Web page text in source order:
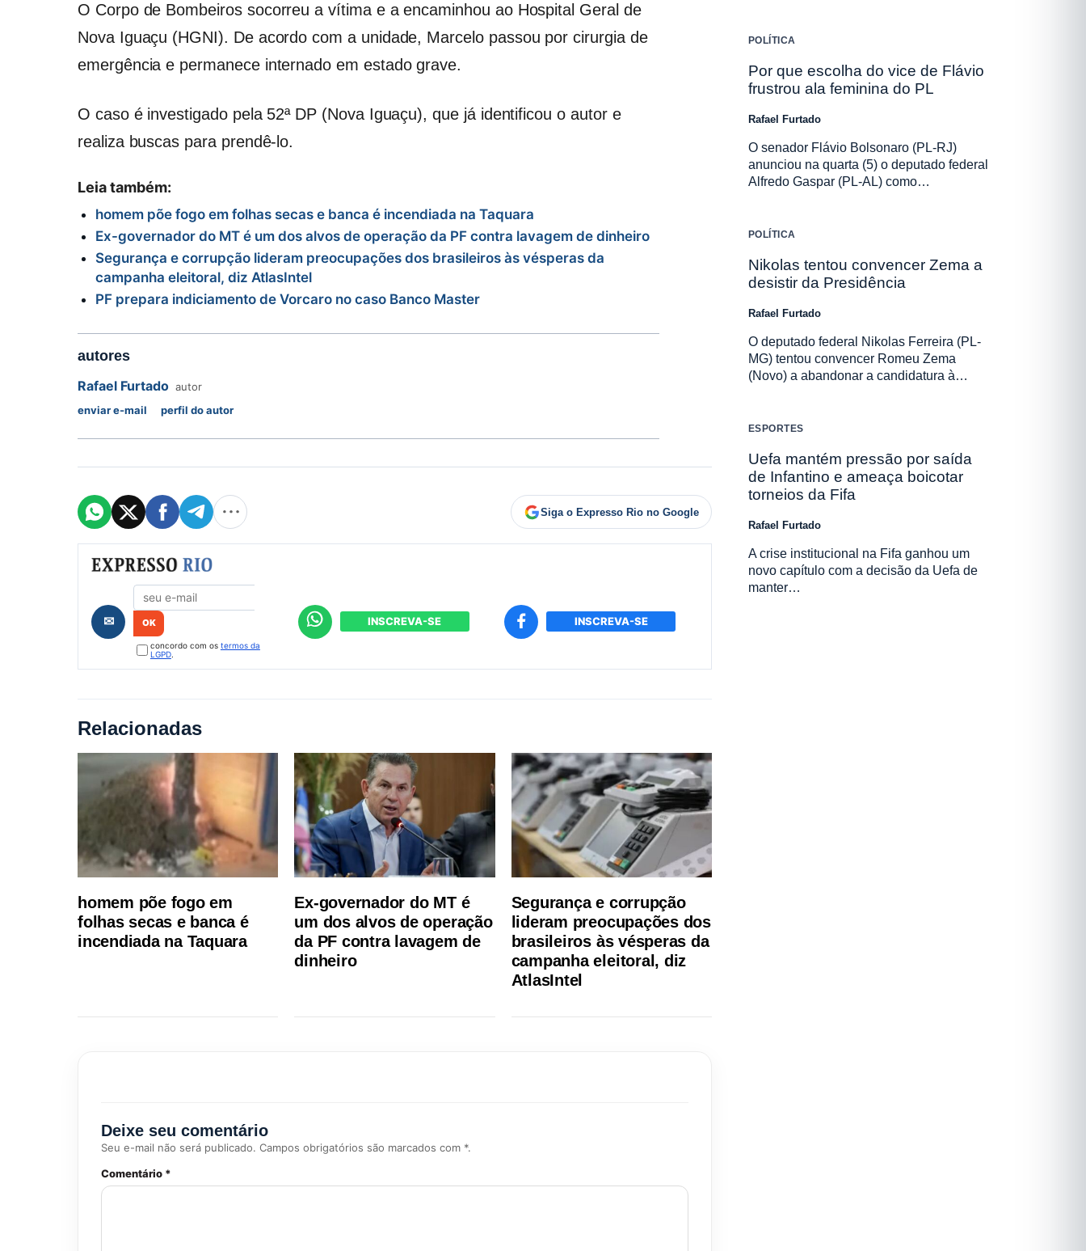
O Corpo de Bombeiros socorreu a vítima e a encaminhou ao Hospital Geral de
Nova Iguaçu (HGNI). De acordo com a unidade, Marcelo passou por cirurgia de
emergência e permanece internado em estado grave.
O caso é investigado pela 52ª DP (Nova Iguaçu), que já identificou o autor e
realiza buscas para prendê-lo.
Leia também:
homem põe fogo em folhas secas e banca é incendiada na Taquara
Ex-governador do MT é um dos alvos de operação da PF contra lavagem de dinheiro
Segurança e corrupção lideram preocupações dos brasileiros às vésperas da
campanha eleitoral, diz AtlasIntel
PF prepara indiciamento de Vorcaro no caso Banco Master
autores
Rafael Furtado autor
enviar e-mail
perfil do autor
Siga o Expresso Rio no Google
Formulário de cadastro
✉
concordo com os termos da
LGPD.
INSCREVA-SE INSCREVA-SE
Relacionadas
homem põe fogo em
folhas secas e banca é
incendiada na Taquara
Ex-governador do MT é
um dos alvos de operação
da PF contra lavagem de
dinheiro
Segurança e corrupção
lideram preocupações dos
brasileiros às vésperas da
campanha eleitoral, diz
AtlasIntel
Deixe seu comentário
Seu e-mail não será publicado. Campos obrigatórios são marcados com *.
Comentário *
POLÍTICA
Por que escolha do vice de Flávio
frustrou ala feminina do PL
Rafael Furtado
O senador Flávio Bolsonaro (PL-RJ)
anunciou na quarta (5) o deputado federal
Alfredo Gaspar (PL-AL) como…
POLÍTICA
Nikolas tentou convencer Zema a
desistir da Presidência
Rafael Furtado
O deputado federal Nikolas Ferreira (PL-
MG) tentou convencer Romeu Zema
(Novo) a abandonar a candidatura à…
ESPORTES
Uefa mantém pressão por saída
de Infantino e ameaça boicotar
torneios da Fifa
Rafael Furtado
A crise institucional na Fifa ganhou um
novo capítulo com a decisão da Uefa de
manter…